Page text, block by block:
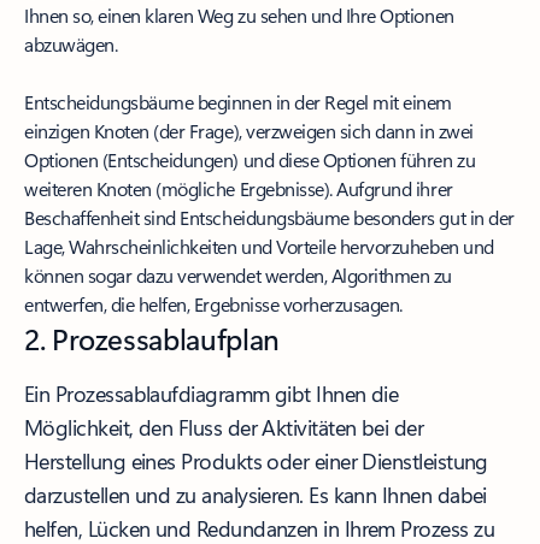
Ihnen so, einen klaren Weg zu sehen und Ihre Optionen
abzuwägen.
Entscheidungsbäume beginnen in der Regel mit einem
einzigen Knoten (der Frage), verzweigen sich dann in zwei
Optionen (Entscheidungen) und diese Optionen führen zu
weiteren Knoten (mögliche Ergebnisse). Aufgrund ihrer
Beschaffenheit sind Entscheidungsbäume besonders gut in der
Lage, Wahrscheinlichkeiten und Vorteile hervorzuheben und
können sogar dazu verwendet werden, Algorithmen zu
entwerfen, die helfen, Ergebnisse vorherzusagen.
2. Prozessablaufplan
Ein Prozessablaufdiagramm gibt Ihnen die
Möglichkeit, den Fluss der Aktivitäten bei der
Herstellung eines Produkts oder einer Dienstleistung
darzustellen und zu analysieren. Es kann Ihnen dabei
helfen, Lücken und Redundanzen in Ihrem Prozess zu